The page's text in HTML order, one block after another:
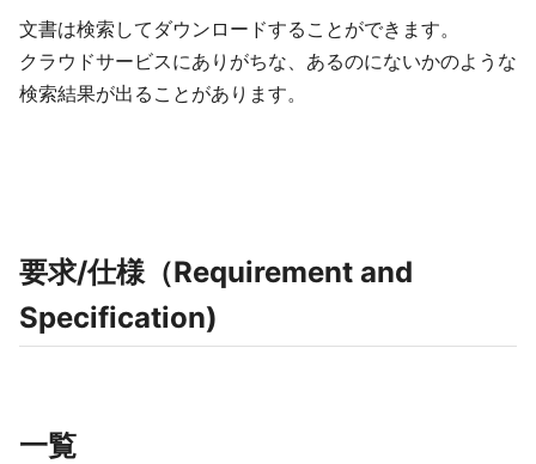
文書は検索してダウンロードすることができます。
クラウドサービスにありがちな、あるのにないかのような
検索結果が出ることがあります。
要求/仕様（Requirement and
Specification)
一覧